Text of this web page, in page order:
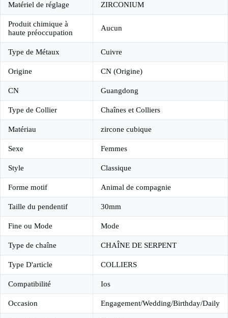
Matériel de réglage ZIRCONIUM
Produit chimique à
haute préoccupation
Aucun
Type de Métaux Cuivre
Origine CN (Origine)
CN Guangdong
Type de Collier Chaînes et Colliers
Matériau zircone cubique
Sexe Femmes
Style Classique
Forme motif Animal de compagnie
Taille du pendentif 30mm
Fine ou Mode Mode
Type de chaîne CHAÎNE DE SERPENT
Type D'article COLLIERS
Compatibilité Ios
Occasion Engagement/Wedding/Birthday/Daily